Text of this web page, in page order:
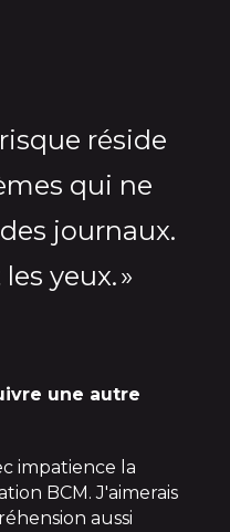
réside
qui ne
journaux.
yeux.»
une autre
impatience la
BCM. J'aimerais
aussi